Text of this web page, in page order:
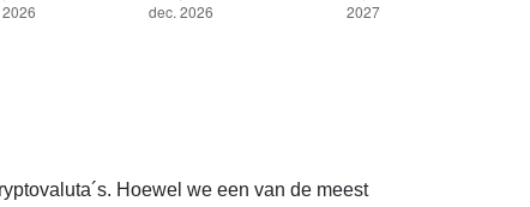
Hoewel we een van de meest